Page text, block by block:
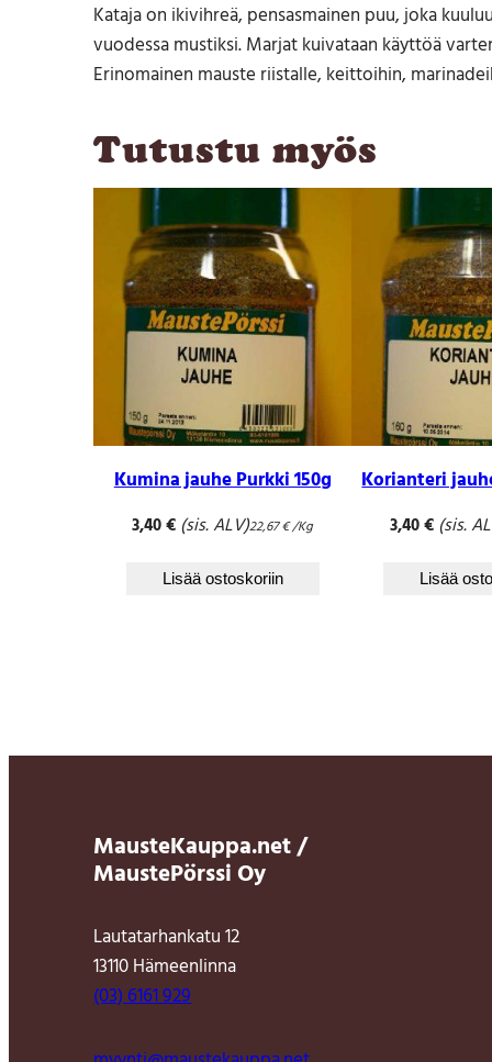
Kataja on ikivihreä, pensasmainen puu, joka
vuodessa mustiksi. Marjat kuivataan käyttöä
Erinomainen mauste riistalle, keittoihin,
Tutustu myös
Kumina jauhe Purkki 150g
3,40€ (sis. ALV)22,67€/Kg
Lisää ostoskoriin
Korianteri
3,40€ (sis.
Lisää
MausteKauppa.net /
MaustePörssi Oy
Lautatarhankatu 12
13110 Hämeenlinna
(03) 6161 929